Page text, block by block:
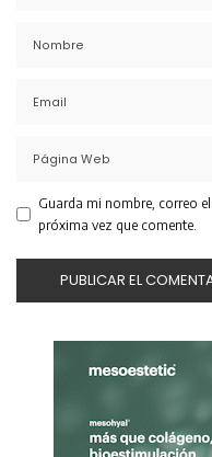
Guarda mi nombre, correo
próxima vez que comente.